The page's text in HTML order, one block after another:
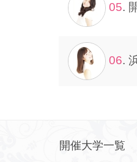
05.
06.
開催大学一覧